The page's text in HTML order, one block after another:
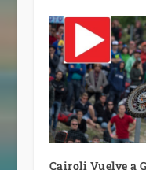
Cairoli Vuelve a